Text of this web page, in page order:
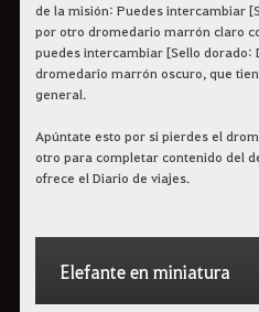
de la misión: Puedes intercambiar
por otro dromedario marrón claro
puedes intercambiar [Sello dorado:
dromedario marrón oscuro, que
general.
Apúntate esto por si pierdes el
otro para completar contenido del
ofrece el Diario de viajes.
Elefante en miniatura